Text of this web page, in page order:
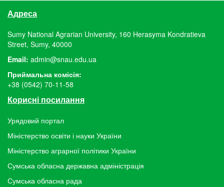
Адреса
Sumy National Agrarian University, 160 Herasyma Kondratieva
Street, Sumy, 40000
Email: admin@snau.edu.ua
Приймальна комісія:
+38 (0542) 70-11-58
Корисні посилання
Урядовий портал
Міністерство освіти і науки України
Міністерство аграрної політики України
Сумська обласна державна адміністрація
Сумська обласна рада